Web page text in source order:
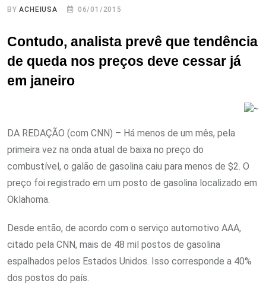
BYACHEIUSA 06/01/2015
Contudo, analista prevê que tendência
de queda nos preços deve cessar já
em janeiro
DA REDAÇÃO (com CNN) – Há menos de um mês, pela
primeira vez na onda atual de baixa no preço do
combustível, o galão de gasolina caiu para menos de $2. O
preço foi registrado em um posto de gasolina localizado em
Oklahoma.
Desde então, de acordo com o serviço automotivo AAA,
citado pela CNN, mais de 48 mil postos de gasolina
espalhados pelos Estados Unidos. Isso corresponde a 40%
dos postos do país.